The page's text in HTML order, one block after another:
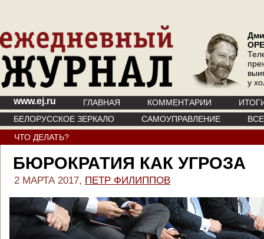
у
www.ej.ru ГЛАВНАЯ КОММЕНТАРИИ
БЕЛОРУССКОЕ ЗЕРКАЛО
САМОУПРАВЛЕНИЕ
ЧТО ДЕЛАТЬ?
БЮРОКРАТИЯ КАК УГРОЗА
2 МАРТА 2017, ПЕТР ФИЛИППОВ